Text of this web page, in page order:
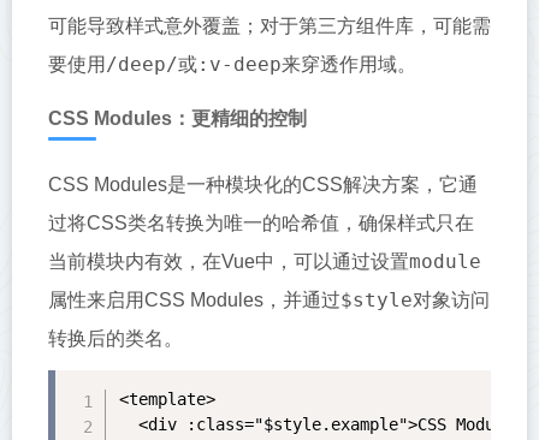
可能导致样式意外覆盖；对于第三方组件库，可能需
要使用 /deep/或:v-deep来穿透作用域。
CSS Modules：更精细的控制
CSS Modules是一种模块化的CSS解决方案，它通
过将CSS类名转换为唯一的哈希值，确保样式只在
当前模块内有效，在Vue中，可以通过设置module
属性来启用CSS Modules，并通过$style对象访问
转换后的类名。
<template>
<div :class="$style.example">CSS Modules